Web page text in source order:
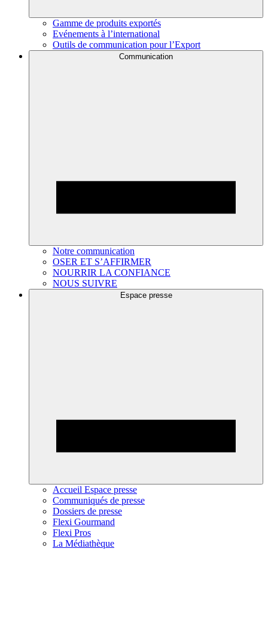
Gamme de produits exportés
Evénements à l’international
Outils de communication pour l’Export
Communication
Notre communication
OSER ET S’AFFIRMER
NOURRIR LA CONFIANCE
NOUS SUIVRE
Espace presse
Accueil Espace presse
Communiqués de presse
Dossiers de presse
Flexi Gourmand
Flexi Pros
La Médiathèque